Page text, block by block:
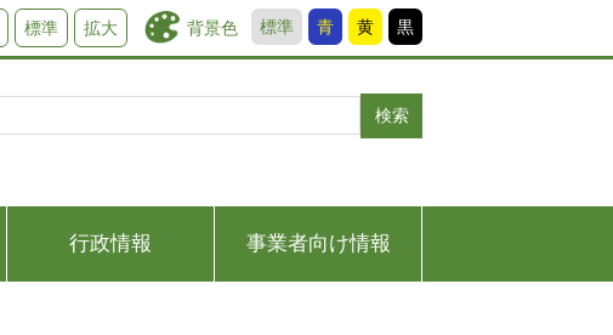
背景色 標準 青 黄 黒
標準 拡大
検索
行政情報 事業者向け情報